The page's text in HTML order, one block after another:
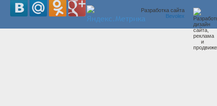
Разработка сайта
Bevolex